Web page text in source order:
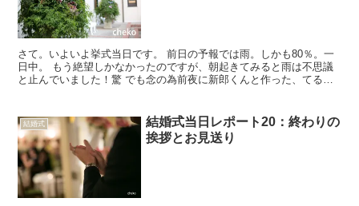
さて。いよいよ挙式当日です。 前日の予報では雨。しかも80％。一
日中。 もう絶望しかなかったのですが、朝起きてみると雨は不思議
と止んでいました！驚 でも念の為前夜に新郎くんと作った、てるて
結婚式
結婚式当日レポート20：終わりの
挨拶とお見送り